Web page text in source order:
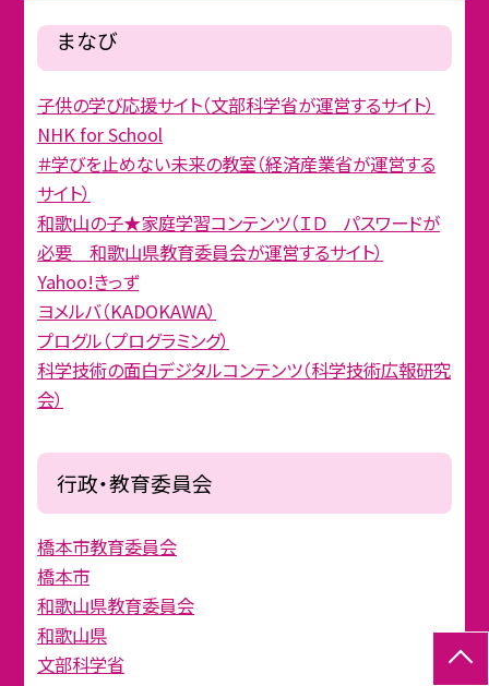
まなび
子供の学び応援サイト（文部科学省が運営するサイト）
NHK for School
＃学びを止めない未来の教室（経済産業省が運営する
サイト）
和歌山の子★家庭学習コンテンツ（ＩＤ パスワードが
必要 和歌山県教育委員会が運営するサイト）
Yahoo!きっず
ヨメルバ（KADOKAWA）
プログル（プログラミング）
科学技術の面白デジタルコンテンツ（科学技術広報研究
会）
行政・教育委員会
橋本市教育委員会
橋本市
和歌山県教育委員会
和歌山県
文部科学省